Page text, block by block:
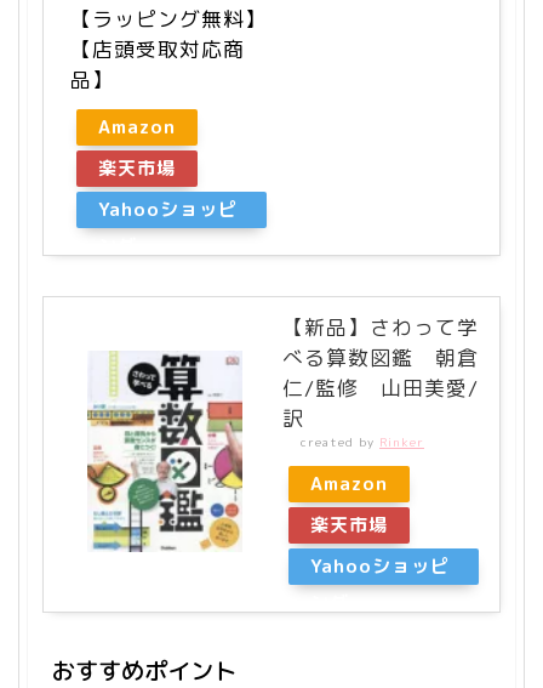
【ラッピング無料】
【店頭受取対応商
品】
Amazon
楽天市場
Yahooショッピ
【新品】さわって学
べる算数図鑑 朝倉
仁/監修 山田美愛/
訳
created by Rinker
Amazon
楽天市場
Yahooショッピ
おすすめポイント